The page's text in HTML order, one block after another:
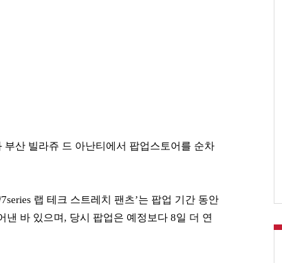
산 빌라쥬 드 아난티에서 팝업스토어를 순차
랩 테크 스트레치 팬츠’는 팝업 기간 동안
바 있으며, 당시 팝업은 예정보다 8일 더 연